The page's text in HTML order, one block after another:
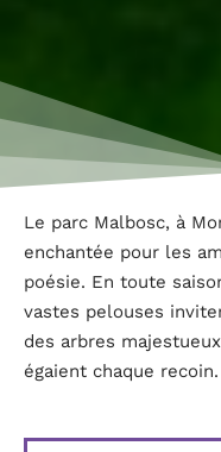
Le parc Malbosc, à
enchantée pour les
poésie. En toute
vastes pelouses
des arbres
égaient chaque recoin.